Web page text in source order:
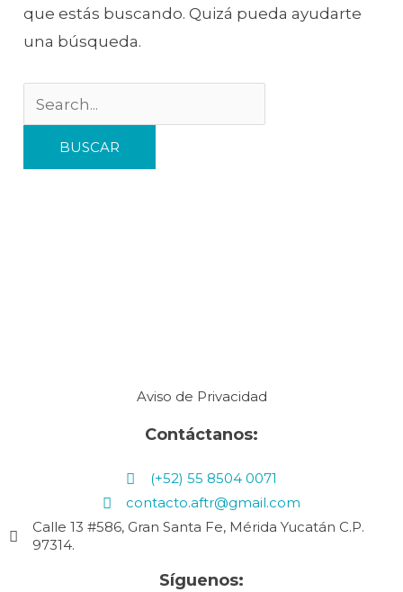
que estás buscando. Quizá pueda ayudarte
una búsqueda.
Aviso de Privacidad
Contáctanos:
(+52) 55 8504 0071
contacto.aftr@gmail.com
Calle 13 #586, Gran Santa Fe, Mérida Yucatán C.P.
97314.
Síguenos: